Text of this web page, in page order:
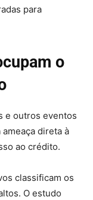
para
o
e outros eventos
direta à
ao crédito.
classificam os
O estudo